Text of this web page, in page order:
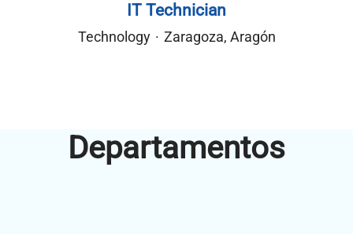
IT Technician
Technology · Zaragoza, Aragón
Departamentos